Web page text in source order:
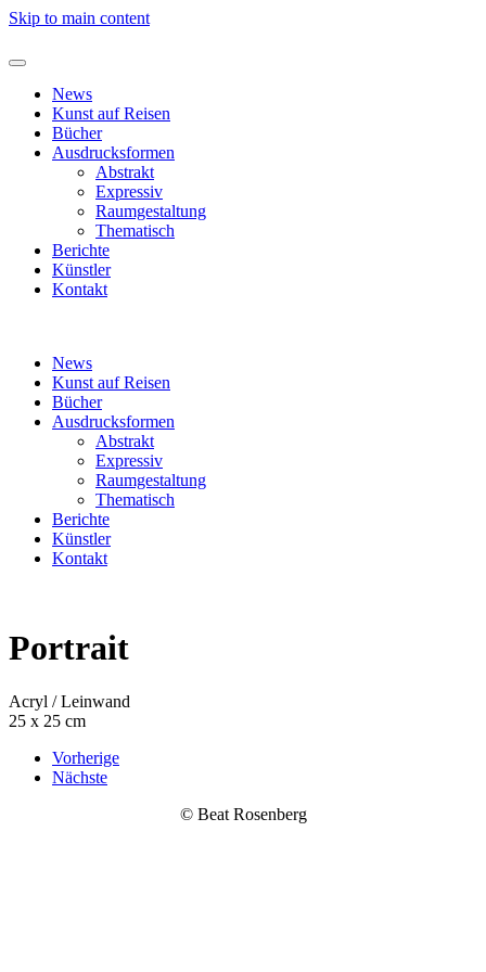
Skip to main content
News
Kunst auf Reisen
Bücher
Ausdrucksformen
Abstrakt
Expressiv
Raumgestaltung
Thematisch
Berichte
Künstler
Kontakt
News
Kunst auf Reisen
Bücher
Ausdrucksformen
Abstrakt
Expressiv
Raumgestaltung
Thematisch
Berichte
Künstler
Kontakt
Portrait
Acryl / Leinwand
25 x 25 cm
Vorherige
Nächste
© Beat Rosenberg